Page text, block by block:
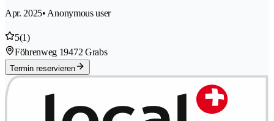
Apr. 2025• Anonymous user
5(1)
Föhrenweg 19472 Grabs
Termin reservieren